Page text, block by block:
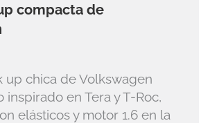
compacta de
up chica de Volkswagen
inspirado en Tera y T-Roc,
elásticos y motor 1.6 en la